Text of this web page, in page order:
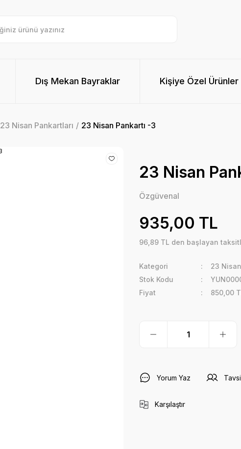
Dış Mekan Bayraklar Kişiye Özel Ürünler
23 Nisan Pankartları 23 Nisan Pankartı -3
23 Nisan
Özgüvenal
935,00 TL
96,89 TL den başlayan
Kategori
23
Stok Kodu
Fiyat
850,00
Yorum Yaz
Karşılaştır